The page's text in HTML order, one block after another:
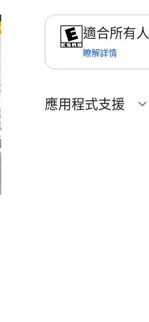
適合所有人
瞭解詳情
應用程式支援 expand_more